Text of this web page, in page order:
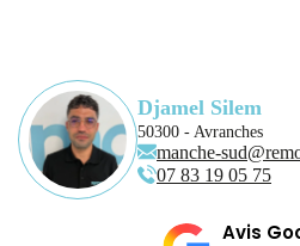
Djamel Silem
50300 - Avranches
manche-
07 83 19 05 75
Avis